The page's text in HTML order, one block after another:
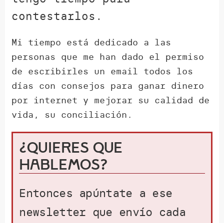
contestarlos.
Mi tiempo está dedicado a las
personas que me han dado el permiso
de escribirles un email todos los
días con consejos para ganar dinero
por internet y mejorar su calidad de
vida, su conciliación.
¿Quieres que
hablemos?
Entonces apúntate a ese
newsletter que envío cada